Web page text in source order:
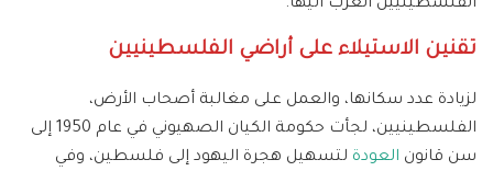
الفلسطينيين العرب اليها.
تقنين الاستيلاء على أراضي الفلسطينيين
لزيادة عدد سكانها، والعمل على مغالبة أصحاب الأرض،
الفلسطينيين، لجأت حكومة الكيان الصهيوني في عام 1950 إلى
سن قانون العودة لتسهيل هجرة اليهود إلى فلسطين، وفي